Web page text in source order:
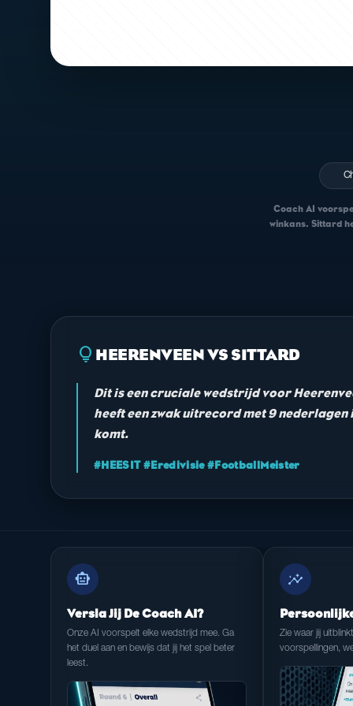
Coach AI
winkans. Sittard
lightbulb HEERENVEEN VS SITTARD
Dit is een cruciale wedstrijd voor
heeft een zwak uitrecord met 9 nederlagen
komt.
#HEESIT #Eredivisie #FootballMeister
smart_toy
Versla Jij De Coach AI?
Onze AI voorspelt elke wedstrijd mee. Ga
het duel aan en bewijs dat jij het spel beter
leest.
insights
Zie waar jij
voorspellingen,